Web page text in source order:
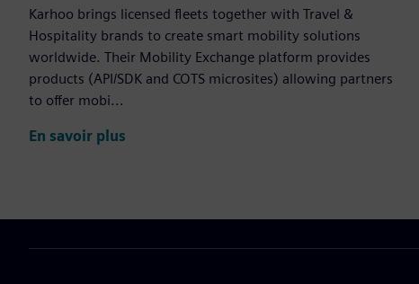
Karhoo brings licensed fleets together with Travel &
Hospitality brands to create smart mobility solutions
worldwide. Their Mobility Exchange platform provides
products (API/SDK and COTS microsites) allowing partners
to offer mobi...
En savoir plus